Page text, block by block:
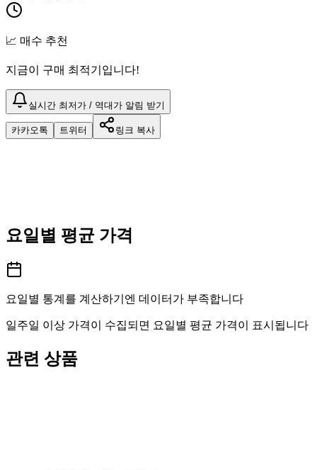
📈 매수 추천
지금이 구매 최적기입니다!
실시간 최저가 / 역대가 알림 받기
카카오톡 트위터 링크 복사
요일별 평균 가격
요일별 통계를 계산하기엔 데이터가 부족합니다
일주일 이상 가격이 수집되면 요일별 평균 가격이 표시됩니다
관련 상품